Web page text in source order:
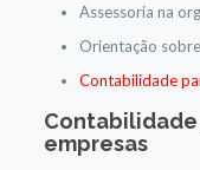
Assessoria na
Orientação
Contabilidade
Contabilidade
empresas